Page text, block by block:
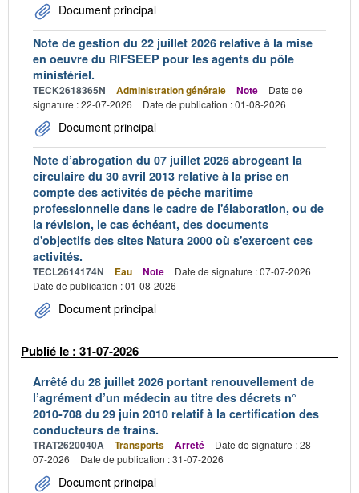
Document principal
Note de gestion du 22 juillet 2026 relative à la mise
en oeuvre du RIFSEEP pour les agents du pôle
ministériel.
TECK2618365N Administration générale Note
Date de
signature : 22-07-2026
Date de publication : 01-08-2026
Document principal
Note d’abrogation du 07 juillet 2026 abrogeant la
circulaire du 30 avril 2013 relative à la prise en
compte des activités de pêche maritime
professionnelle dans le cadre de l'élaboration, ou de
la révision, le cas échéant, des documents
d'objectifs des sites Natura 2000 où s'exercent ces
activités.
TECL2614174N Eau Note
Date de signature : 07-07-2026
Date de publication : 01-08-2026
Document principal
Publié le : 31-07-2026
Arrêté du 28 juillet 2026 portant renouvellement de
l’agrément d’un médecin au titre des décrets n°
2010-708 du 29 juin 2010 relatif à la certification des
conducteurs de trains.
TRAT2620040A Transports Arrêté
Date de signature : 28-
07-2026
Date de publication : 31-07-2026
Document principal